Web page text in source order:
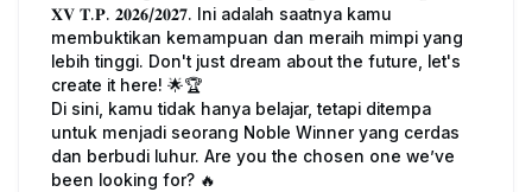
𝐗𝐕 𝐓.𝐏. 𝟐𝟎𝟐𝟔/𝟐𝟎𝟐𝟕. Ini adalah saatnya kamu
membuktikan kemampuan dan meraih mimpi yang
lebih tinggi. Don't just dream about the future, let's
create it here! 🌟🏆
Di sini, kamu tidak hanya belajar, tetapi ditempa
untuk menjadi seorang Noble Winner yang cerdas
dan berbudi luhur. Are you the chosen one we’ve
been looking for? 🔥